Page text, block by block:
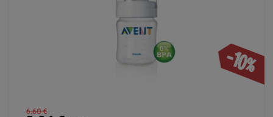
-10%
6.60 €